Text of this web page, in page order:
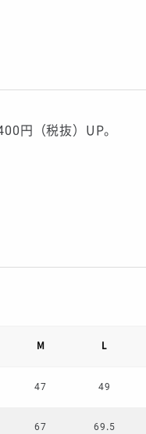
円（税抜）UP。
M L
47 49
67 69.5